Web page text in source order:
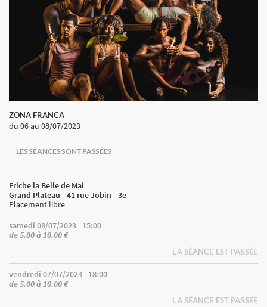
ZONA FRANCA
du 06au 08/07/2023
LES SÉANCES SONT PASSÉES
Friche la Belle de Mai
Grand Plateau - 41 rue Jobin - 3e
Placement libre
samedi 08/07/2023
15:00
de 5.00 à 10.00 €
LA SÉANCE EST PASSÉE
vendredi 07/07/2023
18:00
de 5.00 à 10.00 €
LA SÉANCE EST PASSÉE